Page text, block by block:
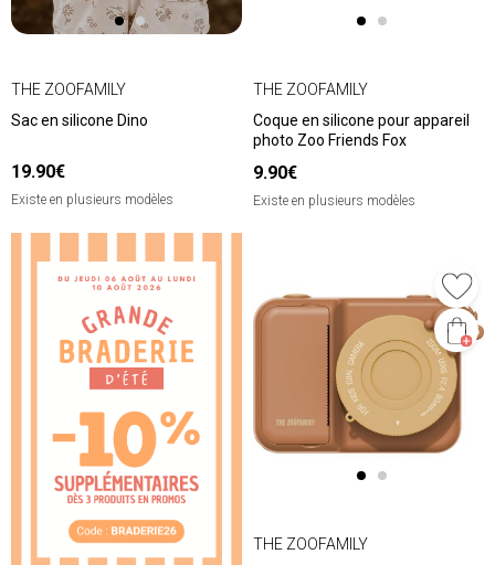
THE ZOOFAMILY
Sac en silicone Dino
19.90€
Existe en plusieurs modèles
THE ZOOFAMILY
Coque en silicone pour appareil
photo Zoo Friends Fox
9.90€
Existe en plusieurs modèles
THE ZOOFAMILY